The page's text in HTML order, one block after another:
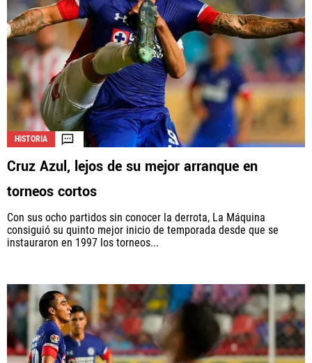
HISTORIA
Cruz Azul, lejos de su mejor arranque en
torneos cortos
Con sus ocho partidos sin conocer la derrota, La Máquina
consiguió su quinto mejor inicio de temporada desde que se
instauraron en 1997 los torneos...